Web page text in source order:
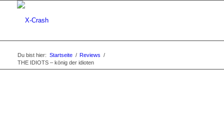
Du bist hier: Startseite / Reviews /
THE IDIOTS – könig der idioten